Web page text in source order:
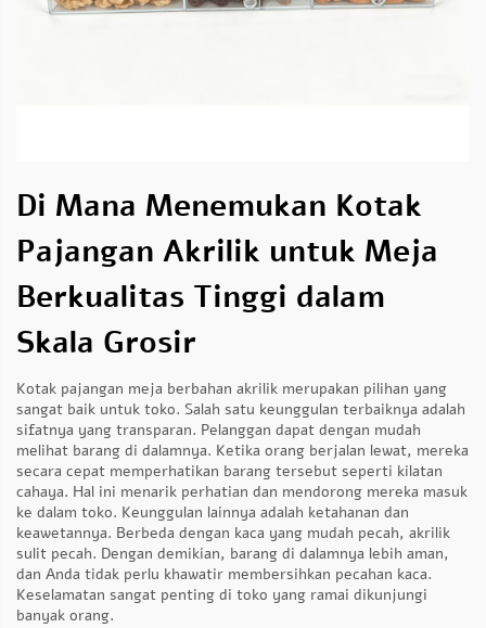
Di Mana Menemukan Kotak
Pajangan Akrilik untuk Meja
Berkualitas Tinggi dalam
Skala Grosir
Kotak pajangan meja berbahan akrilik merupakan pilihan yang
sangat baik untuk toko. Salah satu keunggulan terbaiknya adalah
sifatnya yang transparan. Pelanggan dapat dengan mudah
melihat barang di dalamnya. Ketika orang berjalan lewat, mereka
secara cepat memperhatikan barang tersebut seperti kilatan
cahaya. Hal ini menarik perhatian dan mendorong mereka masuk
ke dalam toko. Keunggulan lainnya adalah ketahanan dan
keawetannya. Berbeda dengan kaca yang mudah pecah, akrilik
sulit pecah. Dengan demikian, barang di dalamnya lebih aman,
dan Anda tidak perlu khawatir membersihkan pecahan kaca.
Keselamatan sangat penting di toko yang ramai dikunjungi
banyak orang.